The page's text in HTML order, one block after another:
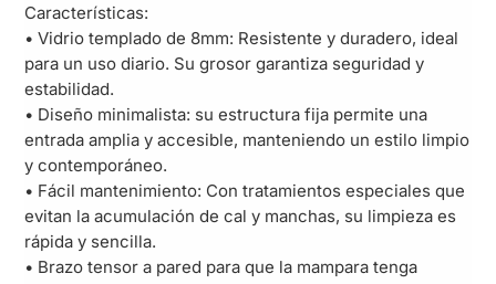
Características:
• Vidrio templado de 8mm: Resistente y duradero, ideal
para un uso diario. Su grosor garantiza seguridad y
estabilidad.
• Diseño minimalista: su estructura fija permite una
entrada amplia y accesible, manteniendo un estilo limpio
y contemporáneo.
• Fácil mantenimiento: Con tratamientos especiales que
evitan la acumulación de cal y manchas, su limpieza es
rápida y sencilla.
• Brazo tensor a pared para que la mampara tenga